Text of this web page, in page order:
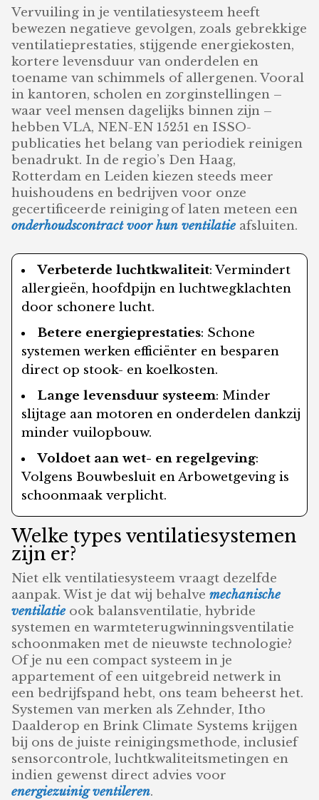
Vervuiling in je ventilatiesysteem heeft
bewezen negatieve gevolgen, zoals gebrekkige
ventilatieprestaties, stijgende energiekosten,
kortere levensduur van onderdelen en
toename van schimmels of allergenen. Vooral
in kantoren, scholen en zorginstellingen –
waar veel mensen dagelijks binnen zijn –
hebben VLA, NEN-EN 15251 en ISSO-
publicaties het belang van periodiek reinigen
benadrukt. In de regio’s Den Haag,
Rotterdam en Leiden kiezen steeds meer
huishoudens en bedrijven voor onze
gecertificeerde reiniging of laten meteen een
onderhoudscontract voor hun ventilatieafsluiten.
Verbeterde luchtkwaliteit: Vermindert
allergieën, hoofdpijn en luchtwegklachten
door schonere lucht.
Betere energieprestaties: Schone
systemen werken efficiënter en besparen
direct op stook- en koelkosten.
Lange levensduur systeem: Minder
slijtage aan motoren en onderdelen dankzij
minder vuilopbouw.
Voldoet aan wet- en regelgeving:
Volgens Bouwbesluit en Arbowetgeving is
schoonmaak verplicht.
Welke types ventilatiesystemen
zijn er?
Niet elk ventilatiesysteem vraagt dezelfde
aanpak. Wist je dat wij behalvemechanische
ventilatieook balansventilatie, hybride
systemen en warmteterugwinningsventilatie
schoonmaken met de nieuwste technologie?
Of je nu een compact systeem in je
appartement of een uitgebreid netwerk in
een bedrijfspand hebt, ons team beheerst het.
Systemen van merken als Zehnder, Itho
Daalderop en Brink Climate Systems krijgen
bij ons de juiste reinigingsmethode, inclusief
sensorcontrole, luchtkwaliteitsmetingen en
indien gewenst direct advies voor
energiezuinig ventileren.